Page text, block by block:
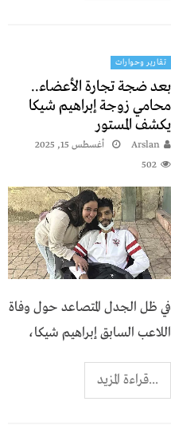
تقارير وحوارات
بعد ضجة تجارة الأعضاء..
محامي زوجة إبراهيم شيكا
يكشف المستور
Arslan
أغسطس 15, 2025
502
في ظل الجدل المتصاعد حول وفاة
اللاعب السابق إبراهيم شيكا،
...قراءة المزيد